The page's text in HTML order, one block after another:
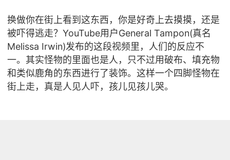
换做你在街上看到这东西，你是好奇上去摸摸，还是
被吓得逃走？YouTube用户General Tampon(真名
Melissa Irwin)发布的这段视频里，人们的反应不
一。其实怪物的里面也是人，只不过用破布、填充物
和类似鹿角的东西进行了装饰。这样一个四脚怪物在
街上走，真是人见人吓，孩儿见孩儿哭。